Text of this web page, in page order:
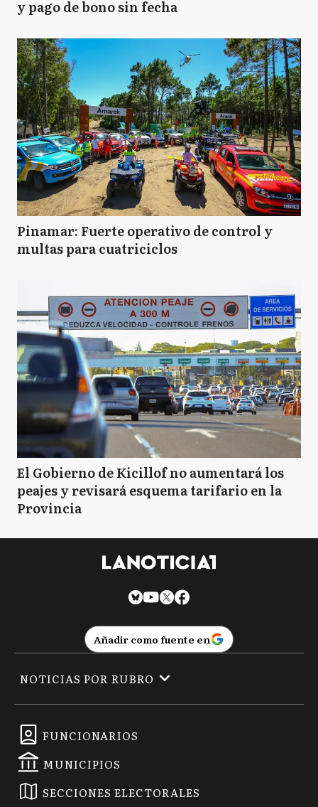
y pago de bono sin fecha
Pinamar: Fuerte operativo de control y
multas para cuatriciclos
El Gobierno de Kicillof no aumentará los
peajes y revisará esquema tarifario en la
Provincia
Añadir como fuente en
FUNCIONARIOS
MUNICIPIOS
SECCIONES ELECTORALES
NOTICIAS POR RUBRO